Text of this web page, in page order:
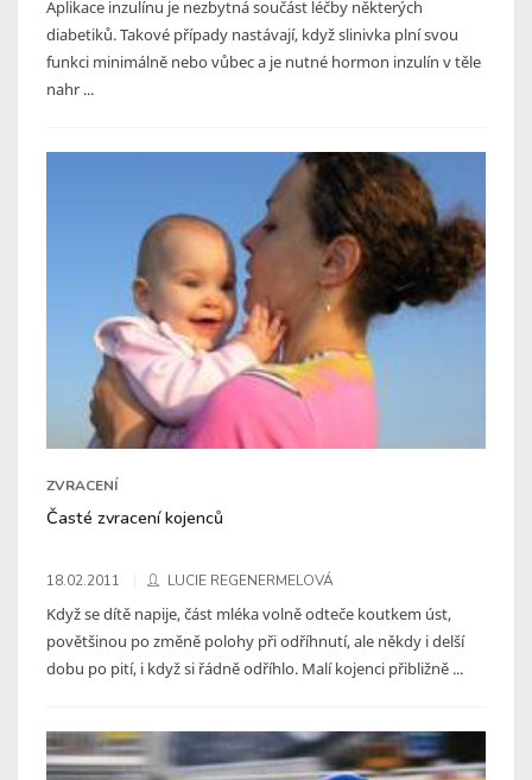
Aplikace inzulínu je nezbytná součást léčby některých
diabetiků. Takové případy nastávají, když slinivka plní svou
funkci minimálně nebo vůbec a je nutné hormon inzulín v těle
nahr ...
ZVRACENÍ
Časté zvracení kojenců
18.02.2011 LUCIE REGENERMELOVÁ
Když se dítě napije, část mléka volně odteče koutkem úst,
povětšinou po změně polohy při odříhnutí, ale někdy i delší
dobu po pití, i když si řádně odříhlo. Malí kojenci přibližně ...